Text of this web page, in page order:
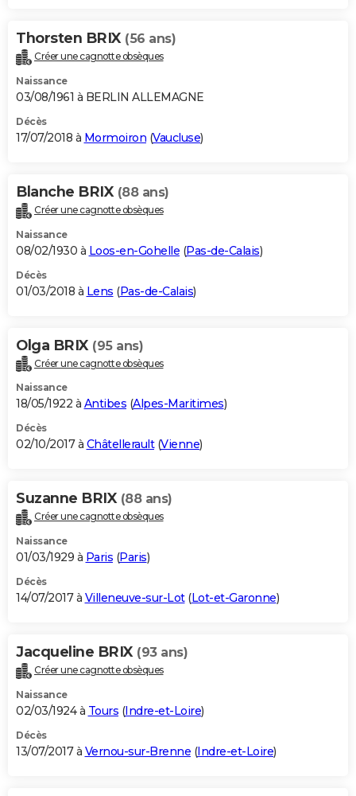
Thorsten BRIX (56 ans)
Créer une cagnotte obsèques
Naissance
03/08/1961 à BERLIN ALLEMAGNE
Décès
17/07/2018 à Mormoiron (Vaucluse)
Blanche BRIX (88 ans)
Créer une cagnotte obsèques
Naissance
08/02/1930 à Loos-en-Gohelle (Pas-de-Calais)
Décès
01/03/2018 à Lens (Pas-de-Calais)
Olga BRIX (95 ans)
Créer une cagnotte obsèques
Naissance
18/05/1922 à Antibes (Alpes-Maritimes)
Décès
02/10/2017 à Châtellerault(Vienne)
Suzanne BRIX (88 ans)
Créer une cagnotte obsèques
Naissance
01/03/1929 à Paris (Paris)
Décès
14/07/2017 à Villeneuve-sur-Lot(Lot-et-Garonne)
Jacqueline BRIX (93 ans)
Créer une cagnotte obsèques
Naissance
02/03/1924 à Tours (Indre-et-Loire)
Décès
13/07/2017 à Vernou-sur-Brenne (Indre-et-Loire)